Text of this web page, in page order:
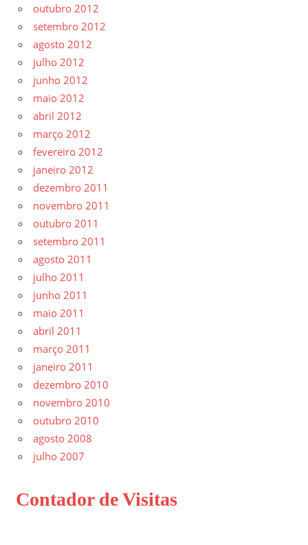
outubro 2012
setembro 2012
agosto 2012
julho 2012
junho 2012
maio 2012
abril 2012
março 2012
fevereiro 2012
janeiro 2012
dezembro 2011
novembro 2011
outubro 2011
setembro 2011
agosto 2011
julho 2011
junho 2011
maio 2011
abril 2011
março 2011
janeiro 2011
dezembro 2010
novembro 2010
outubro 2010
agosto 2008
julho 2007
Contador de Visitas